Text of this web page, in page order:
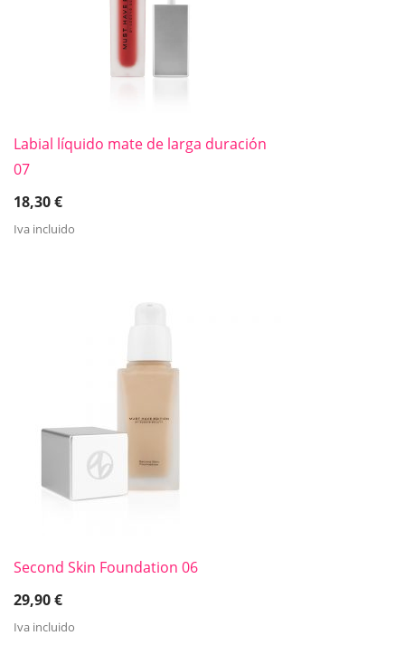
Labial líquido mate de larga duración
07
18,30€
Iva incluido
Second Skin Foundation 06
29,90€
Iva incluido